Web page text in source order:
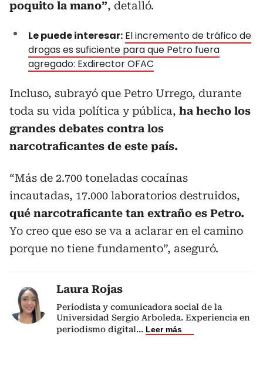
poquito la mano”, detalló.
Le puede interesar: El incremento de tráfico de
drogas es suficiente para que Petro fuera
agregado: Exdirector OFAC
Incluso, subrayó que Petro Urrego, durante
toda su vida política y pública, ha hecho los
grandes debates contra los
narcotraficantes de este país.
“Más de 2.700 toneladas cocaínas
incautadas, 17.000 laboratorios destruidos,
qué narcotraficante tan extraño es Petro.
Yo creo que eso se va a aclarar en el camino
porque no tiene fundamento”, aseguró.
Laura Rojas
Periodista y comunicadora social de la
Universidad Sergio Arboleda. Experiencia en
periodismo digital... Leer más